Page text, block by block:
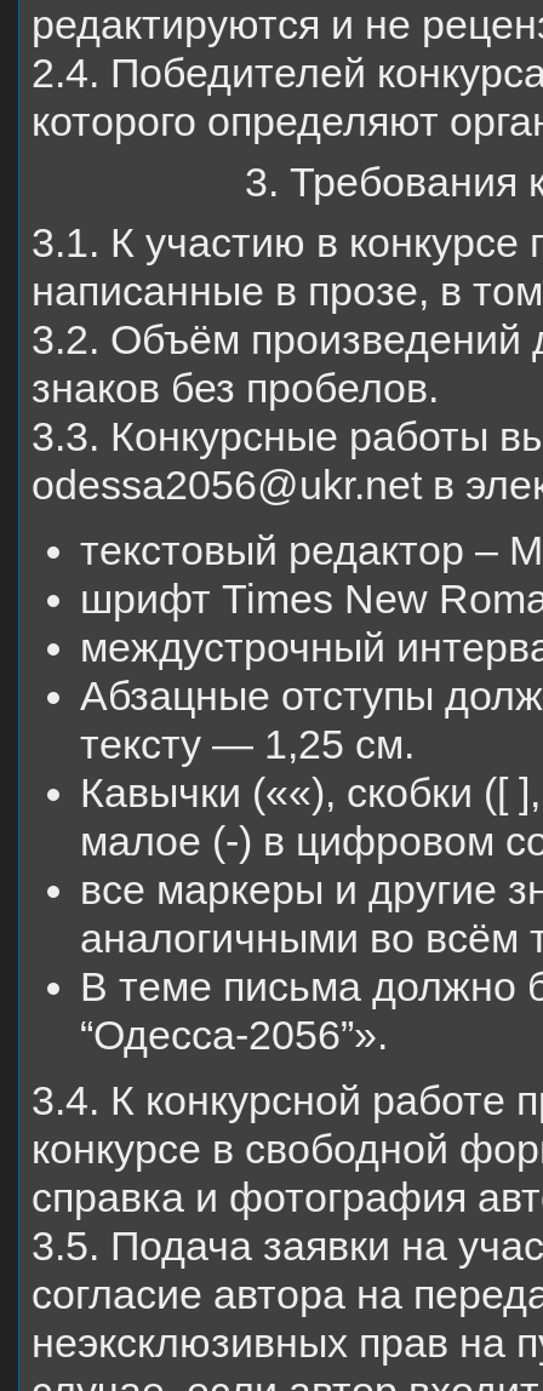
редактируются и не
2.4. Победителей
которого определяют
3. Требования
3.1. К участию в
написанные в прозе, в
3.2. Объём произведений
знаков без пробелов.
3.3. Конкурсные работы
odessa2056@ukr.net в
текстовый редактор –
шрифт Times New
междустрочный
Абзацные отступы
тексту — 1,25 см.
Кавычки (««), скобки ([
малое (-) в цифровом
все маркеры и другие
аналогичными во всём
В теме письма должно
“Одесса-2056”».
3.4. К конкурсной работе
конкурсе в свободной
справка и фотография
3.5. Подача заявки на
согласие автора на
неэксклюзивных прав на